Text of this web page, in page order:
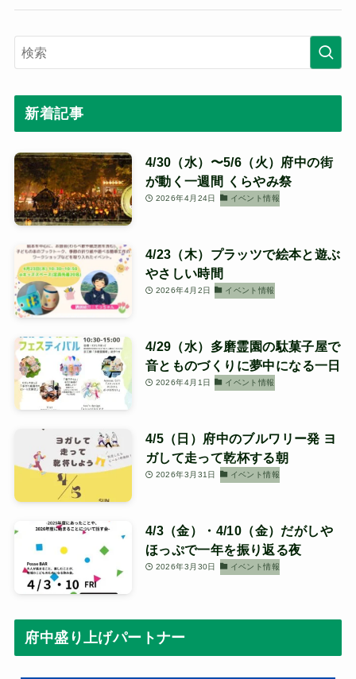
新着記事
4/30（水）〜5/6（火）府中の街
が動く一週間 くらやみ祭
2026年4月24日 イベント情報
4/23（木）プラッツで絵本と遊ぶ
やさしい時間
2026年4月2日 イベント情報
4/29（水）多磨霊園の駄菓子屋で
音とものづくりに夢中になる一日
2026年4月1日 イベント情報
4/5（日）府中のブルワリー発 ヨ
ガして走って乾杯する朝
2026年3月31日 イベント情報
4/3（金）・4/10（金）だがしや
ほっぷで一年を振り返る夜
2026年3月30日 イベント情報
府中盛り上げパートナー